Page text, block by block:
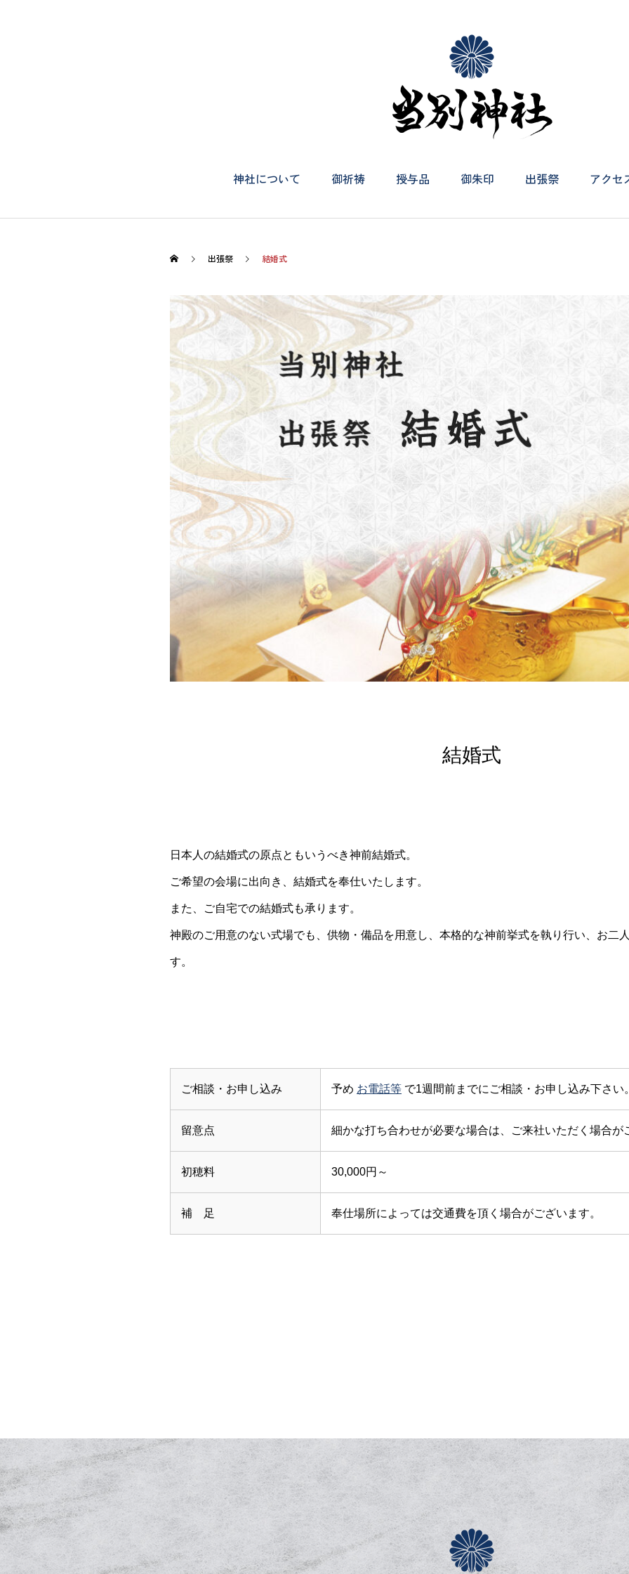
神社について 御祈祷 授与品 御朱印 出張祭 アクセ
出張祭 結婚式
結婚式
日本人の結婚式の原点ともいうべき神前結婚式。
ご希望の会場に出向き、結婚式を奉仕いたします。
また、ご自宅での結婚式も承ります。
神殿のご用意のない式場でも、供物・備品を用意し、本格的な神前挙式を執り行い、お二
す。
ご相談・お申し込み 予め お電話等 で1週間前までにご相談・お申し込み下さい。
留意点 細かな打ち合わせが必要な場合は、ご来社いただく場合が
初穂料 30,000円～
補 足 奉仕場所によっては交通費を頂く場合がございます。